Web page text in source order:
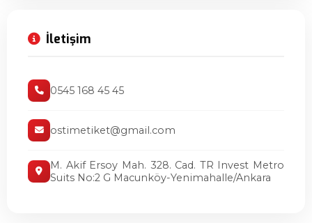
İletişim
0545 168 45 45
ostimetiket@gmail.com
M. Akif Ersoy Mah. 328. Cad. TR Invest Metro
Suits No:2 G Macunköy-Yenimahalle/Ankara